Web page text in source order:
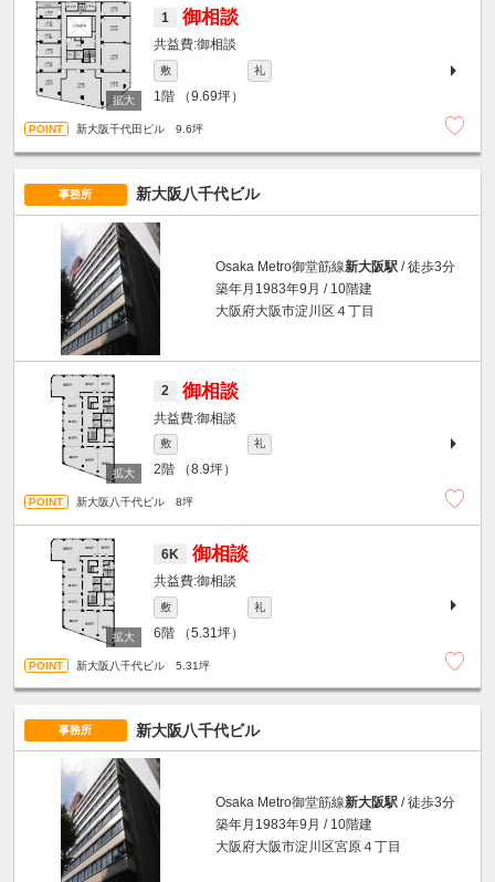
1 御相談
御相談
敷 礼
1階 （9.69坪）
新大阪千代田ビル 9.6坪
事務所 新大阪八千代ビル
Osaka Metro御堂筋線新大阪駅 / 徒歩3分
築年月1983年9月 / 10階建
大阪府大阪市淀川区４丁目
2 御相談
御相談
敷 礼
2階 （8.9坪）
新大阪八千代ビル 8坪
6K 御相談
御相談
敷 礼
6階 （5.31坪）
新大阪八千代ビル 5.31坪
事務所 新大阪八千代ビル
Osaka Metro御堂筋線新大阪駅 / 徒歩3分
築年月1983年9月 / 10階建
大阪府大阪市淀川区宮原４丁目